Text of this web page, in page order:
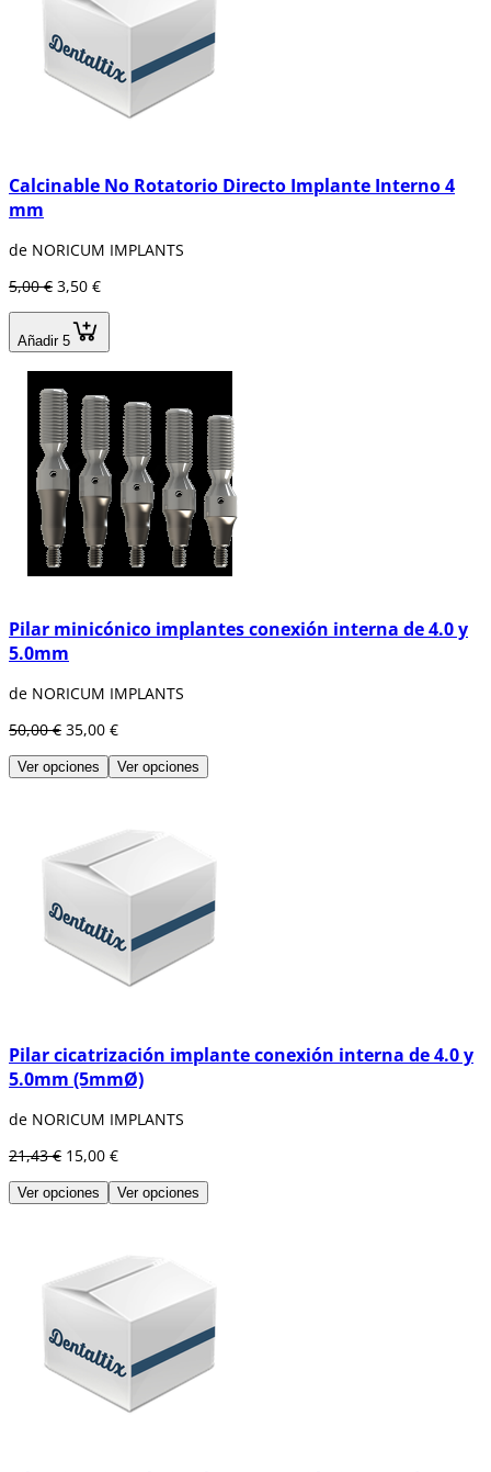
Calcinable No Rotatorio Directo Implante Interno 4
mm
de NORICUM IMPLANTS
5,00 € 3,50 €
Añadir 5
Pilar minicónico implantes conexión interna de 4.0 y
5.0mm
de NORICUM IMPLANTS
50,00 € 35,00 €
Ver opciones Ver opciones
Pilar cicatrización implante conexión interna de 4.0 y
5.0mm (5mmØ)
de NORICUM IMPLANTS
21,43 € 15,00 €
Ver opciones Ver opciones